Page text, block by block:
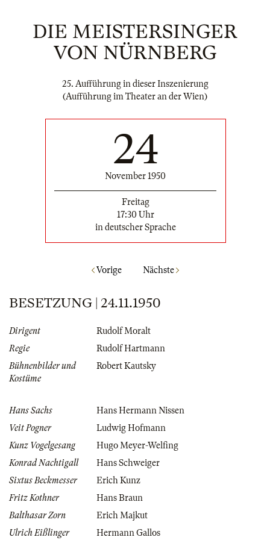
DIE MEISTERSINGER
VON NÜRNBERG
25. Aufführung in dieser Inszenierung
(Aufführung im Theater an der Wien)
24
November 1950
Freitag
17:30 Uhr
in deutscher Sprache
Vorige Nächste
BESETZUNG | 24.11.1950
Dirigent
Rudolf Moralt
Regie
Rudolf Hartmann
Bühnenbilder und
Kostüme
Robert Kautsky
Hans Sachs
Hans Hermann Nissen
Veit Pogner
Ludwig Hofmann
Kunz Vogelgesang
Hugo Meyer-Welfing
Konrad Nachtigall
Hans Schweiger
Sixtus Beckmesser
Erich Kunz
Fritz Kothner
Hans Braun
Balthasar Zorn
Erich Majkut
Ulrich Eißlinger
Hermann Gallos